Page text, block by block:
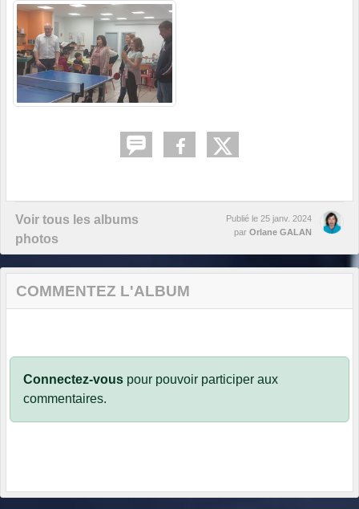
Voir tous les albums
photos
Publié le 25 janv. 2024
par Orlane GALAN
COMMENTEZ L'ALBUM
Connectez-vous pour pouvoir participer aux
commentaires.